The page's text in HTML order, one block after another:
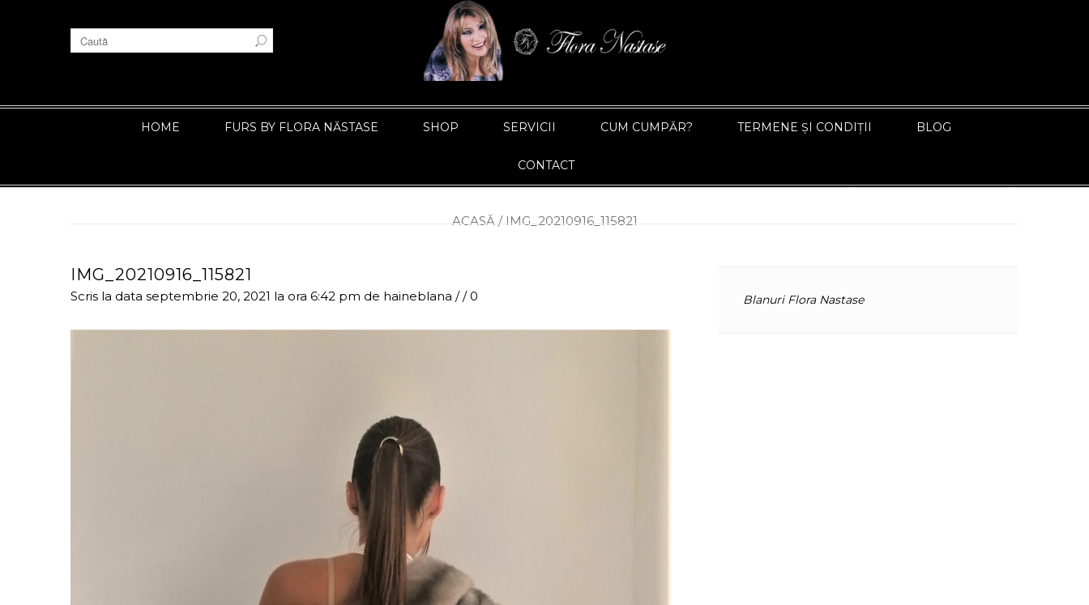
HOME FURS BY FLORA NĂSTASE SHOP SERVICII CUM CUMPĂR? TERMENE ȘI CONDIȚII BLOG
CONTACT
ACASĂ / IMG_20210916_115821
IMG_20210916_115821
Scris la data septembrie 20, 2021 la ora 6:42 pm de haineblana //0 Blanuri Flora Nastase